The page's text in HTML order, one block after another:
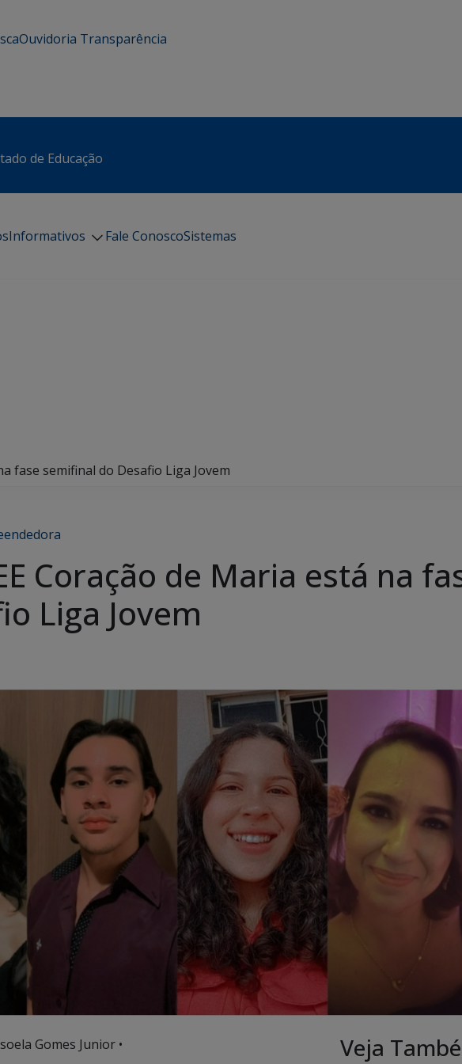
Ouvidoria Transparência
de Educação
Informativos Fale ConoscoSistemas
fase semifinal do Desafio Liga Jovem
Coração de Maria está na
Liga Jovem
Gomes Junior • Veja